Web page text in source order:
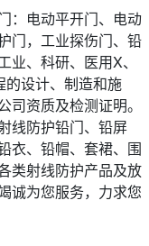
：电动平开门、电动
门，工业探伤门、铅
、科研、医用X、
的设计、制造和施
资质及检测证明。
线防护铅门、铅屏
衣、铅帽、套裙、围
类射线防护产品及放
诚为您服务，力求您